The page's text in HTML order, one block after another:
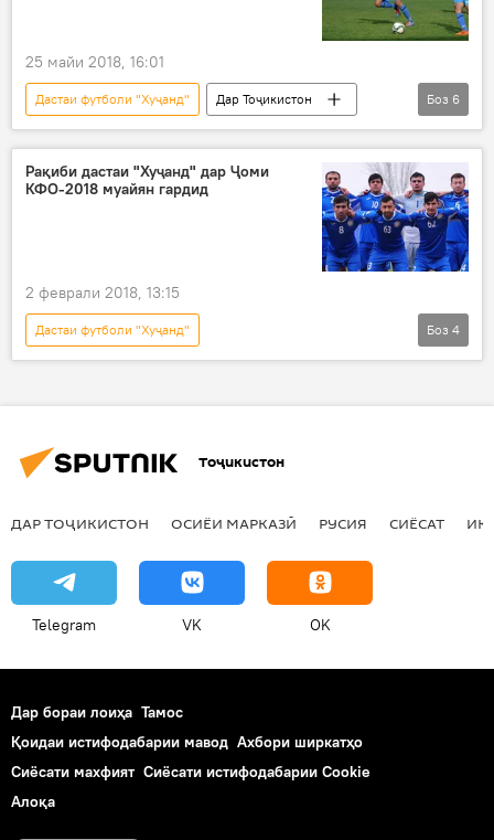
25 майи 2018, 16:01
Дастаи футболи "Хуҷанд"
Дар Тоҷикистон
Навигариҳои варзиши Тоҷикистон
Ҳамаи хабарҳо
Хуҷанд
дастаи "Истиқлол"
шикаст
Боз 6
Рақиби дастаи "Хуҷанд" дар Ҷоми
КФО-2018 муайян гардид
2 феврали 2018, 13:15
Дастаи футболи "Хуҷанд"
Навигариҳои варзиши Тоҷикистон
Боз 4
Тоҷикистон
ДАР ТОҶИКИСТОН ОСИЁИ МАРКАЗӢ РУСИЯ СИЁСАТ
Telegram VK OK
Дар бораи лоиҳа Тамос
Қоидаи истифодабарии мавод Ахбори ширкатҳо
Сиёсати махфият Сиёсати истифодабарии Cookie
Алоқа